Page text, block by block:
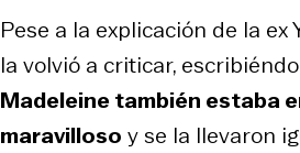
Pese a la explicación de la ex
la volvió a criticar,
Madeleine también estaba
maravilloso y se la llevaron